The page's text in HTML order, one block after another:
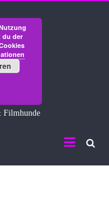
Filmhunde
du der